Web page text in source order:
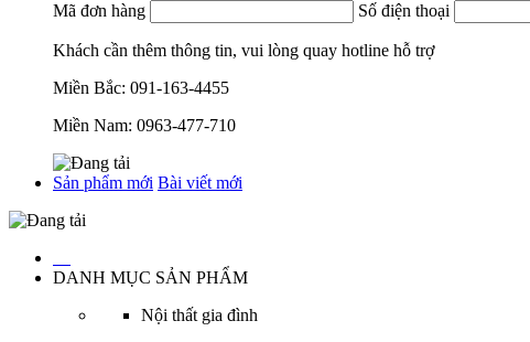
Mã đơn hàng
Số điện thoại
Khách cần thêm thông tin, vui lòng quay hotline hỗ trợ
Miền Bắc: 091-163-4455
Miền Nam: 0963-477-710
Sản phẩm mới Bài viết mới
DANH MỤC SẢN PHẨM
Nội thất gia đình